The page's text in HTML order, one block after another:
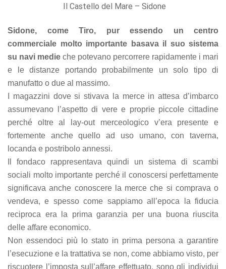
Il Castello del Mare – Sidone
Sidone, come Tiro, pur essendo un centro
commerciale molto importante basava il suo sistema
su navi medie che potevano percorrere rapidamente i mari
e le distanze portando probabilmente un solo tipo di
manufatto o due al massimo.
I magazzini dove si stivava la merce in attesa d’imbarco
assumevano l’aspetto di vere e proprie piccole cittadine
perché oltre al lay-out merceologico v’era presente e
fortemente anche quello ad uso umano, con taverna,
locanda e postribolo annessi.
Il fondaco rappresentava quindi un sistema di scambi
sociali molto importante perché il conoscersi perfettamente
significava anche conoscere la merce che si comprava o
vendeva, e spesso come sappiamo all’epoca la fiducia
reciproca era la prima garanzia per una buona riuscita
delle affare economico.
Non essendoci più lo stato in prima persona a garantire
l’esecuzione e la trattativa se non, come abbiamo visto, per
riscuotere l’imposta sull’affare effettuato, sono gli individui